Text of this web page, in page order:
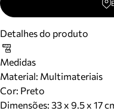
Detalhes do produto
Medidas
Material: Multimateriais
Cor: Preto
Dimensões: 33 x 9.5 x 17